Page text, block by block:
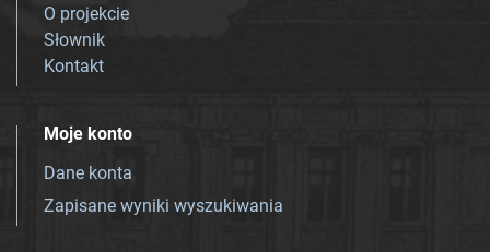
O projekcie
Słownik
Kontakt
Moje konto
Dane konta
Zapisane wyniki wyszukiwania